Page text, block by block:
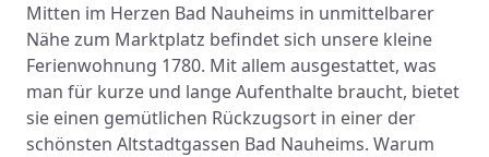
Mitten im Herzen Bad Nauheims in unmittelbarer
Nähe zum Marktplatz befindet sich unsere kleine
Ferienwohnung 1780. Mit allem ausgestattet, was
man für kurze und lange Aufenthalte braucht, bietet
sie einen gemütlichen Rückzugsort in einer der
schönsten Altstadtgassen Bad Nauheims. Warum